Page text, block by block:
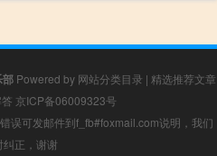
Powered by 网站分类目录 | 精选推荐文章
京ICP备06009323号
误可发邮件到f_fb#foxmail.com说明，我们
纠正，谢谢